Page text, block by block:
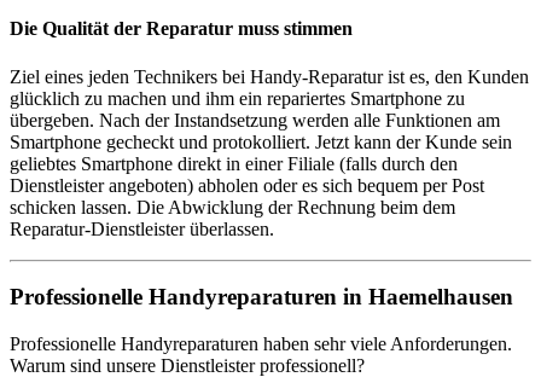
Die Qualität der Reparatur muss stimmen
Ziel eines jeden Technikers bei Handy-Reparatur ist es, den Kunden
glücklich zu machen und ihm ein repariertes Smartphone zu
übergeben. Nach der Instandsetzung werden alle Funktionen am
Smartphone gecheckt und protokolliert. Jetzt kann der Kunde sein
geliebtes Smartphone direkt in einer Filiale (falls durch den
Dienstleister angeboten) abholen oder es sich bequem per Post
schicken lassen. Die Abwicklung der Rechnung beim dem
Reparatur-Dienstleister überlassen.
Professionelle Handyreparaturen in Haemelhausen
Professionelle Handyreparaturen haben sehr viele Anforderungen.
Warum sind unsere Dienstleister professionell?